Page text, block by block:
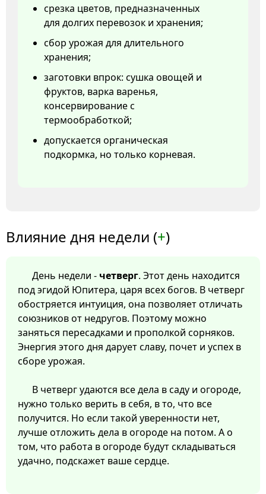
срезка цветов, предназначенных
для долгих перевозок и хранения;
сбор урожая для длительного
хранения;
заготовки впрок: сушка овощей и
фруктов, варка варенья,
консервирование с
термообработкой;
допускается органическая
подкормка, но только корневая.
Влияние дня недели (+)
День недели - четверг. Этот день находится
под эгидой Юпитера, царя всех богов. В четверг
обостряется интуиция, она позволяет отличать
союзников от недругов. Поэтому можно
заняться пересадками и прополкой сорняков.
Энергия этого дня дарует славу, почет и успех в
сборе урожая.
В четверг удаются все дела в саду и огороде,
нужно только верить в себя, в то, что все
получится. Но если такой уверенности нет,
лучше отложить дела в огороде на потом. А о
том, что работа в огороде будут складываться
удачно, подскажет ваше сердце.